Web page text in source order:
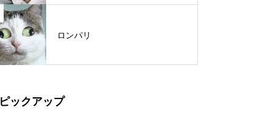
ロンパリ
ピックアップ